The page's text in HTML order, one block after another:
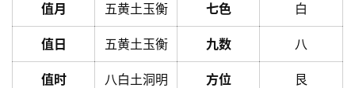
值月 五黄土玉衡 七色 白
值日 五黄土玉衡 九数 八
值时 八白土洞明 方位 艮